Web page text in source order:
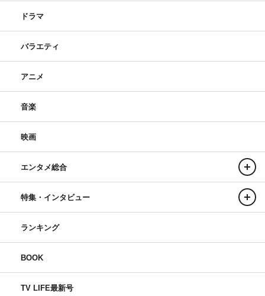
ドラマ
バラエティ
アニメ
音楽
映画
エンタメ総合
特集・インタビュー
ランキング
BOOK
TV LIFE最新号